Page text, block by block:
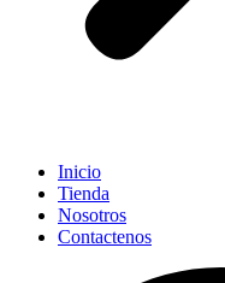
Inicio
Tienda
Nosotros
Contactenos